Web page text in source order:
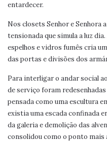
entardecer.
Nos closets Senhor e Senhora
tensionada que simula a luz
espelhos e vidros fumês cria
das portas e divisões dos
Para interligar o andar social
de serviço foram
pensada como uma escultura
existia uma escada confinada
da galeria e demolição das
consolidou como o ponto mais